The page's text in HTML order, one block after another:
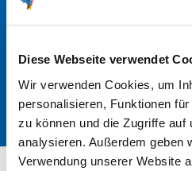
Diese Webseite verwendet
Wir verwenden Cookies, um
personalisieren, Funktionen
zu können und die Zugriffe auf
analysieren. Außerdem geben
Verwendung unserer Website
In der Regel finden Sie im
die erforderlichen